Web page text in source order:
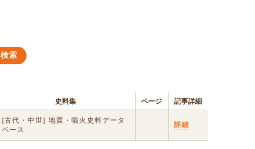
検索
史料集 ページ 記事詳細
[古代・中世] 地震・噴火史料データ
ベース
詳細